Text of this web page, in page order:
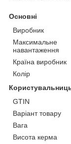
Основні
Виробник
Максимальне
навантаження
Країна виробник
Колір
GTIN
Варіант товару
Вага
Висота керма